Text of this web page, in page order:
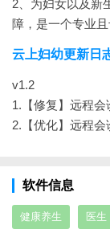
2、为妇女以及新
障，是一个专业且
云上妇幼更新日
v1.2
1.【修复】远程会
2.【优化】远程会
软件信息
健康养生 医生